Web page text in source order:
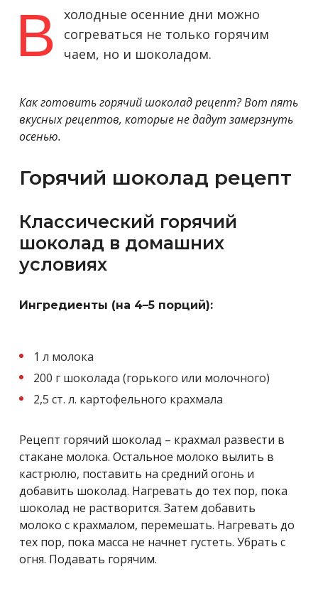
В
холодные осенние дни можно
согреваться не только горячим
чаем, но и шоколадом.
Как готовить горячий шоколад рецепт? Вот пять
вкусных рецептов, которые не дадут замерзнуть
осенью.
Горячий шоколад рецепт
Классический горячий
шоколад в домашних
условиях
Ингредиенты (на 4–5 порций):
1 л молока
200 г шоколада (горького или молочного)
2,5 ст. л. картофельного крахмала
Рецепт горячий шоколад – крахмал развести в
стакане молока. Остальное молоко вылить в
кастрюлю, поставить на средний огонь и
добавить шоколад. Нагревать до тех пор, пока
шоколад не растворится. Затем добавить
молоко с крахмалом, перемешать. Нагревать до
тех пор, пока масса не начнет густеть. Убрать с
огня. Подавать горячим.